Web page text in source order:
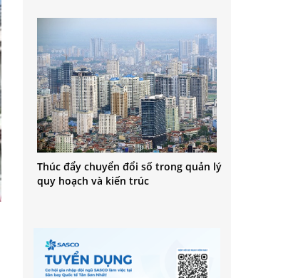
Thúc đẩy chuyển đổi số trong quản lý
quy hoạch và kiến trúc